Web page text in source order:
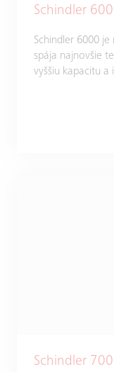
Schindler
Schindler 6000
spája najnovšie
vyššiu kapacitu a
Schindler